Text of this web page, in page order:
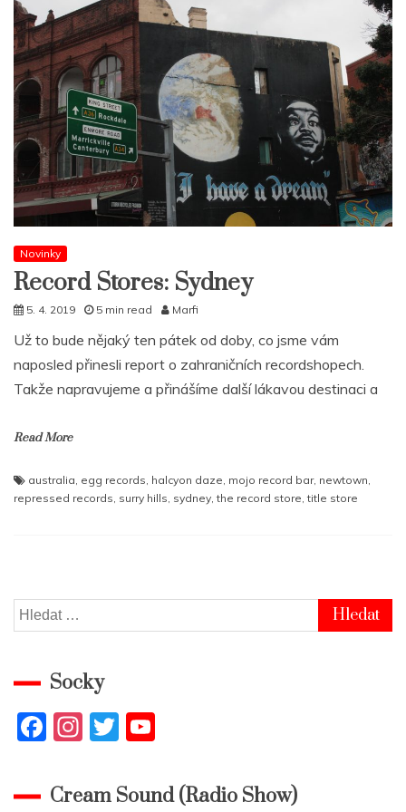
Novinky
Record Stores: Sydney
5. 4. 2019 5 min read Marfi
Už to bude nějaký ten pátek od doby, co jsme vám
naposled přinesli report o zahraničních recordshopech.
Takže napravujeme a přinášíme další lákavou destinaci a
Read More
australia, egg records, halcyon daze, mojo record bar, newtown,
repressed records, surry hills, sydney,the record store,title store
Vyhledávání
Socky
F
c
In
a
T
itt u
Cream Sound (Radio Show)